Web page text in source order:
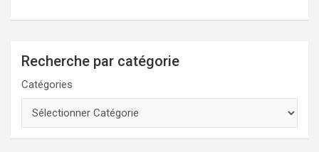
Recherche par catégorie
Catégories